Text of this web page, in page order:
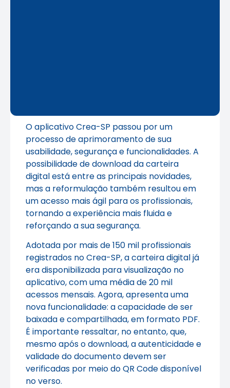
O aplicativo Crea-SP passou por um
processo de aprimoramento de sua
usabilidade, segurança e funcionalidades. A
possibilidade de download da carteira
digital está entre as principais novidades,
mas a reformulação também resultou em
um acesso mais ágil para os profissionais,
tornando a experiência mais fluida e
reforçando a sua segurança.
Adotada por mais de 150 mil profissionais
registrados no Crea-SP, a carteira digital já
era disponibilizada para visualização no
aplicativo, com uma média de 20 mil
acessos mensais. Agora, apresenta uma
nova funcionalidade: a capacidade de ser
baixada e compartilhada, em formato PDF.
É importante ressaltar, no entanto, que,
mesmo após o download, a autenticidade e
validade do documento devem ser
verificadas por meio do QR Code disponível
no verso.